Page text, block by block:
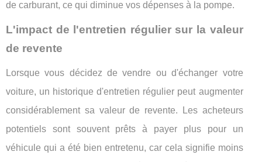
de carburant, ce qui diminue vos dépenses à la pompe.
L'impact de l'entretien régulier sur la valeur
de revente
Lorsque vous décidez de vendre ou d'échanger votre
voiture, un historique d'entretien régulier peut augmenter
considérablement sa valeur de revente. Les acheteurs
potentiels sont souvent prêts à payer plus pour un
véhicule qui a été bien entretenu, car cela signifie moins